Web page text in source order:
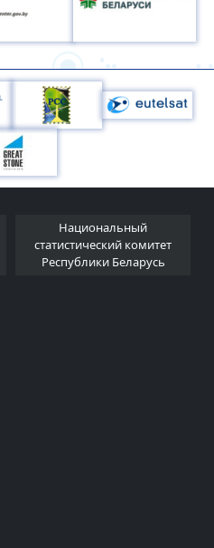
Национальный
статистический комитет
Республики Беларусь